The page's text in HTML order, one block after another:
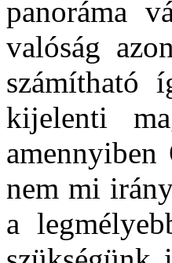
panoráma
valóság
számítható
kijelenti
nem mi
a